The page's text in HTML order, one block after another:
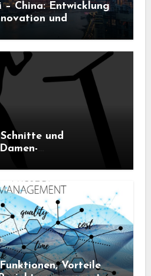
– China: Entwicklung
und
und
Vorteile